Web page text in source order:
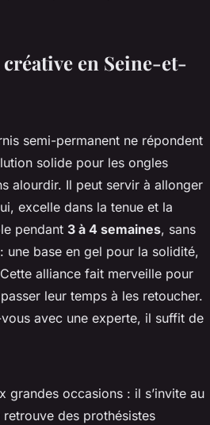
en Seine-et-
semi-permanent ne répondent
solide pour les ongles
alourdir. Il peut servir à allonger
excelle dans la tenue et la
pendant 3 à 4 semaines, sans
une base en gel pour la solidité,
alliance fait merveille pour
leur temps à les retoucher.
avec une experte, il suffit de
grandes occasions : il s’invite au
des prothésistes